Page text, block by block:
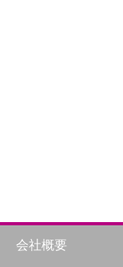
会社概要